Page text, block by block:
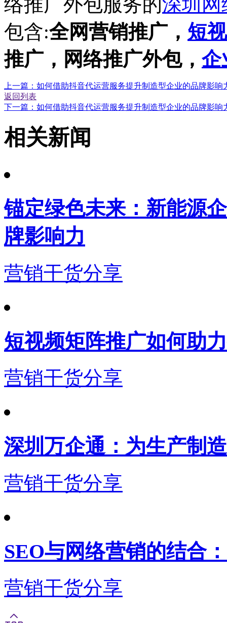
包含:全网营销推广， 短
推广，网络推广外包， 企
上一篇：如何借助抖音代运营服务提升制造型企业的品牌影响
返回列表
下一篇：如何借助抖音代运营服务提升制造型企业的品牌影响
相关新闻
锚定绿色未来：新能源
牌影响力
营销干货分享
短视频矩阵推广如何助
营销干货分享
深圳万企通：为生产制
营销干货分享
SEO与网络营销的结合
营销干货分享